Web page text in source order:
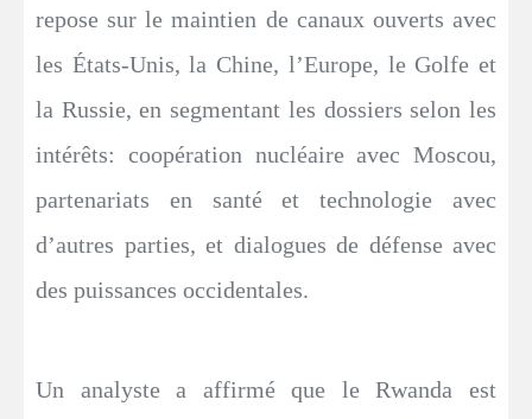
repose sur le maintien de canaux ouverts avec
les États-Unis, la Chine, l’Europe, le Golfe et
la Russie, en segmentant les dossiers selon les
intérêts: coopération nucléaire avec Moscou,
partenariats en santé et technologie avec
d’autres parties, et dialogues de défense avec
des puissances occidentales.
Un analyste a affirmé que le Rwanda est